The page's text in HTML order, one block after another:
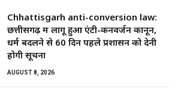
Chhattisgarh anti-conversion law:
छत्तीसगढ़ में लागू हुआ एंटी-कनवर्जन कानून,
धर्म बदलने से 60 दिन पहले प्रशासन को देनी
होगी सूचना
AUGUST 8, 2026